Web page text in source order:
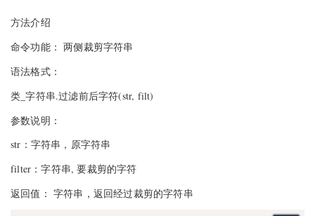
方法介绍
命令功能： 两侧裁剪字符串
语法格式：
类_字符串.过滤前后字符(str, filt)
参数说明：
str：字符串，原字符串
filter：字符串, 要裁剪的字符
返回值： 字符串，返回经过裁剪的字符串